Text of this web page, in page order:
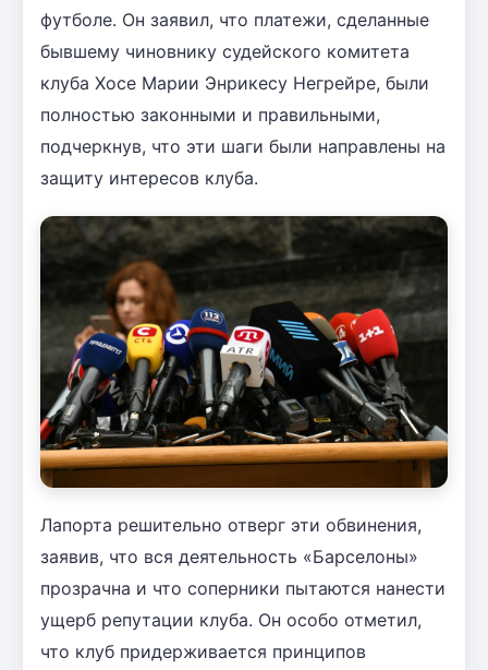
футболе. Он заявил, что платежи, сделанные
бывшему чиновнику судейского комитета
клуба Хосе Марии Энрикесу Негрейре, были
полностью законными и правильными,
подчеркнув, что эти шаги были направлены на
защиту интересов клуба.
Лапорта решительно отверг эти обвинения,
заявив, что вся деятельность «Барселоны»
прозрачна и что соперники пытаются нанести
ущерб репутации клуба. Он особо отметил,
что клуб придерживается принципов